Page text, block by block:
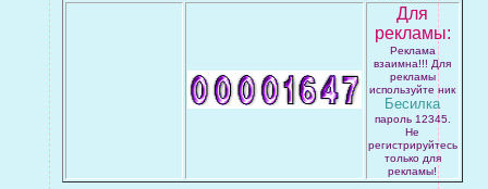
Для
рекламы:
Реклама
взаимна!!! Для
рекламы
используйте ник
Бесилка
пароль 12345.
Не
регистрируйтесь
только для
рекламы!